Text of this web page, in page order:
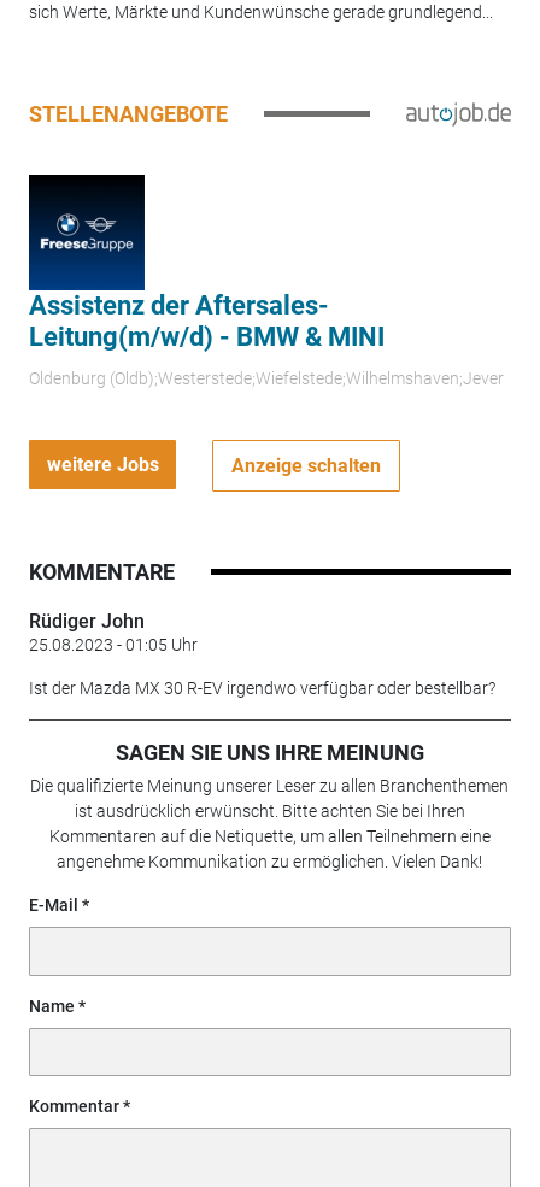
sich Werte, Märkte und Kundenwünsche gerade grundlegend...
STELLENANGEBOTE
Assistenz der Aftersales-
Leitung(m/w/d) - BMW & MINI
Oldenburg (Oldb);Westerstede;Wiefelstede;Wilhelmshaven;Jever
weitere Jobs Anzeige schalten
KOMMENTARE
Rüdiger John
25.08.2023 - 01:05 Uhr
Ist der Mazda MX 30 R-EV irgendwo verfügbar oder bestellbar?
SAGEN SIE UNS IHRE MEINUNG
Die qualifizierte Meinung unserer Leser zu allen Branchenthemen
ist ausdrücklich erwünscht. Bitte achten Sie bei Ihren
Kommentaren auf die Netiquette, um allen Teilnehmern eine
angenehme Kommunikation zu ermöglichen. Vielen Dank!
E-Mail
Name
Kommentar